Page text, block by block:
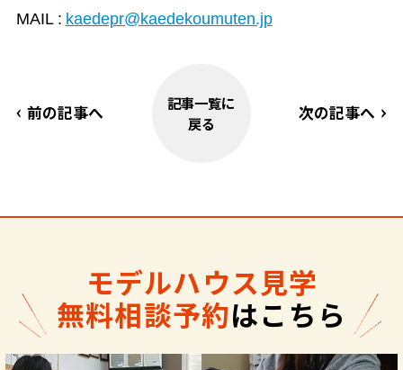
MAIL : kaedepr@kaedekoumuten.jp
前の記事へ
記事一覧に
戻る
次の記事へ
モデルハウス見学
無料相談予約はこちら